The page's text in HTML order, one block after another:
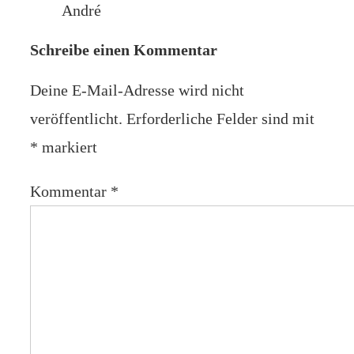
André
Schreibe einen Kommentar
Deine E-Mail-Adresse wird nicht
veröffentlicht. Erforderliche Felder sind mit
* markiert
Kommentar *